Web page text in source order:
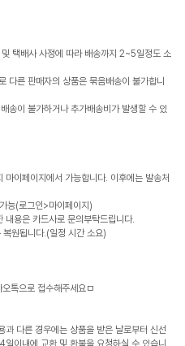
택배사 사정에 따라 배송까지 2~5일정도 소
다른 판매자의 상품은 묶음배송이 불가합니
송이 불가하거나 추가배송비가 발생할 수 있
이페이지에서 가능합니다. 이후에는 발송처
능(로그인>마이페이지)
용은 카드사로 문의부탁드립니다.
원됩니다.(일정 시간 소요)
톡으로 접수해주세요ㅁ
다른 경우에는 상품을 받은 날로부터 신선
이내에 교환 및 환불을 요청하실 수 있습니